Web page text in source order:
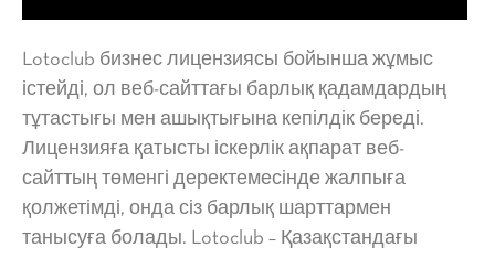
Lotoclub бизнес лицензиясы бойынша жұмыс
істейді, ол веб-сайттағы барлық қадамдардың
тұтастығы мен ашықтығына кепілдік береді.
Лицензияға қатысты іскерлік ақпарат веб-
сайттың төменгі деректемесінде жалпыға
қолжетімді, онда сіз барлық шарттармен
танысуға болады. Lotoclub – Қазақстандағы